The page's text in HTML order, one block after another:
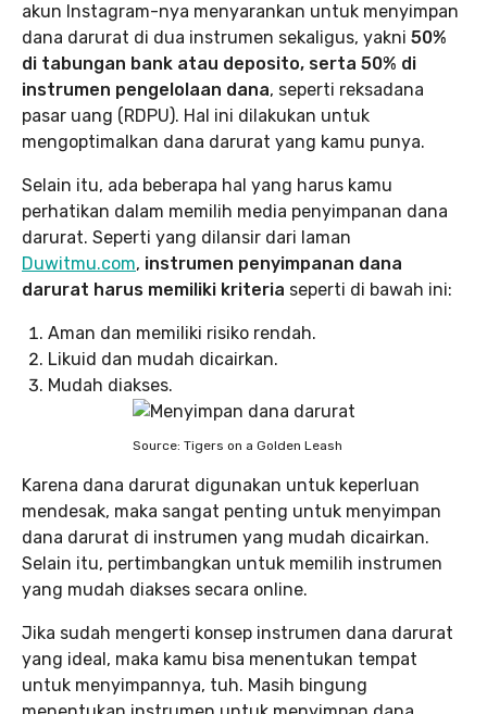
akun Instagram-nya menyarankan untuk menyimpan
dana darurat di dua instrumen sekaligus, yakni 50%
di tabungan bank atau deposito, serta 50% di
instrumen pengelolaan dana, seperti reksadana
pasar uang (RDPU). Hal ini dilakukan untuk
mengoptimalkan dana darurat yang kamu punya.
Selain itu, ada beberapa hal yang harus kamu
perhatikan dalam memilih media penyimpanan dana
darurat. Seperti yang dilansir dari laman
Duwitmu.com, instrumen penyimpanan dana
darurat harus memiliki kriteria seperti di bawah ini:
Aman dan memiliki risiko rendah.
Likuid dan mudah dicairkan.
Mudah diakses.
Source: Tigers on a Golden Leash
Karena dana darurat digunakan untuk keperluan
mendesak, maka sangat penting untuk menyimpan
dana darurat di instrumen yang mudah dicairkan.
Selain itu, pertimbangkan untuk memilih instrumen
yang mudah diakses secara online.
Jika sudah mengerti konsep instrumen dana darurat
yang ideal, maka kamu bisa menentukan tempat
untuk menyimpannya, tuh. Masih bingung